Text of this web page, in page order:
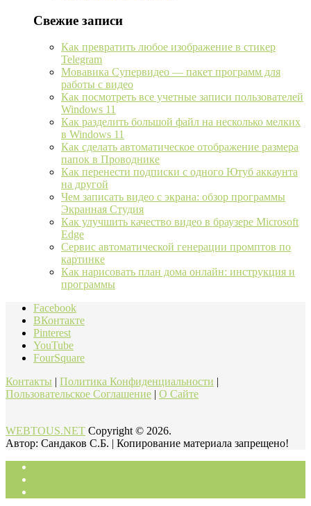
Свежие записи
Как превратить любое изображение в стикер
Telegram
Мовавика Супервидео — пакет программ для
работы с видео
Как посмотреть все учетные записи пользователей
Windows 11
Как разделить большой файл на несколько мелких
в Windows 11
Как сделать автоматическое отображение размера
папок в Проводнике
Как перенести подписки с одного Ютуб аккаунта
на другой
Чем записать видео с экрана: обзор программы
Экранная Студия
Как улучшить качество видео в браузере Microsoft
Edge
Сервис автоматической генерации промптов по
картинке
Как нарисовать план дома онлайн: инструкция и
программы
Facebook
ВКонтакте
Pinterest
YouTube
FourSquare
Контакты | Политика Конфиденциальности |
Пользовательское Соглашение | О Сайте
WEBTOUS.NET Copyright © 2026.
Автор: Cандaкoв C.Б. | Копирование материала запрещено!